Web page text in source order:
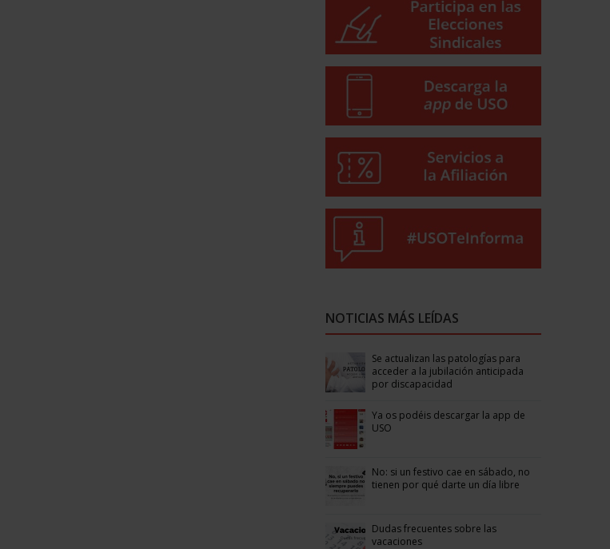
NOTICIAS MÁS LEÍDAS
Se actualizan las patologías para
acceder a la jubilación anticipada
por discapacidad
Ya os podéis descargar la app de
USO
No: si un festivo cae en sábado, no
tienen por qué darte un día libre
Dudas frecuentes sobre las
vacaciones